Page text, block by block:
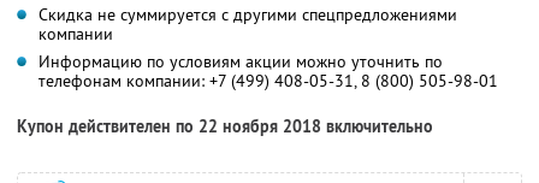
Скидка не суммируется с другими спецпредложениями
компании
Информацию по условиям акции можно уточнить по
телефонам компании: +7 (499) 408-05-31, 8 (800) 505-98-01
Купон действителен по 22 ноября 2018 включительно